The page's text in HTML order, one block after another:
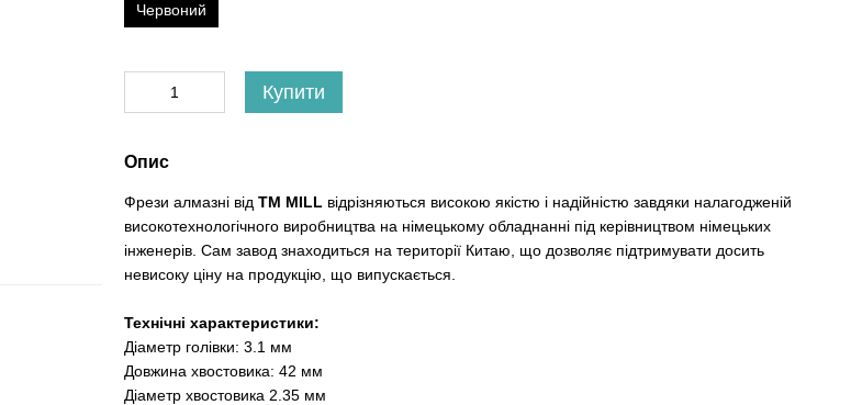
Червоний
Купити
Опис
Фрези алмазні від ТМ MILL відрізняються високою якістю і надійністю завдяки налагодженій
високотехнологічного виробництва на німецькому обладнанні під керівництвом німецьких
інженерів. Сам завод знаходиться на території Китаю, що дозволяє підтримувати досить
невисоку ціну на продукцію, що випускається.
Технічні характеристики:
Діаметр голівки: 3.1 мм
Довжина хвостовика: 42 мм
Діаметр хвостовика 2.35 мм